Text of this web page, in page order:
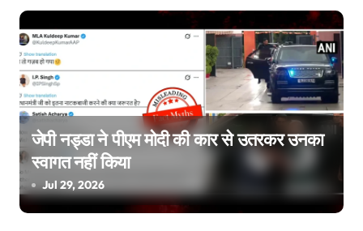
o
n
जेपी नड्डा ने पीएम मोदी की कार से उतरकर उनका
स्वागत नहीं किया
Jul 29, 2026